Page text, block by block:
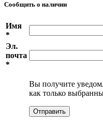
Сообщить о наличии
Имя
*
Эл.
почта
*
Вы получите
как только